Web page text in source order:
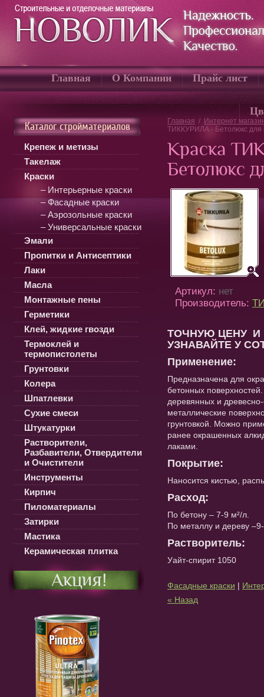
Главная О Компании Прайс лист
Каталог стройматериалов
Крепеж и метизы
Такелаж
Краски
– Интерьерные краски
– Фасадные краски
– Аэрозольные краски
– Универсальные краски
Эмали
Пропитки и Антисептики
Лаки
Масла
Монтажные пены
Герметики
Клей, жидкие гвозди
Термоклей и
термопистолеты
Грунтовки
Колера
Шпатлевки
Сухие смеси
Штукатурки
Растворители,
Разбавители, Отвердители
и Очистители
Инструменты
Кирпич
Пиломатериалы
Затирки
Мастика
Керамическая плитка
Акция!
Главная / Интернет
ТИККУРИЛА - Бетолюкс для
Краска
Бетолюкс
Артикул: нет
Производитель:
ТОЧНУЮ ЦЕНУ И
УЗНАВАЙТЕ У
Применение:
Предназначена для
бетонных
деревянных и
металлические
грунтовкой. Можно
ранее окрашенных
лаками.
Покрытие:
Наносится кистью,
Расход:
По бетону – 7-9 м²/л.
По металлу и дереву
Растворитель:
Уайт-спирит 1050
Фасадные краски |
« Назад